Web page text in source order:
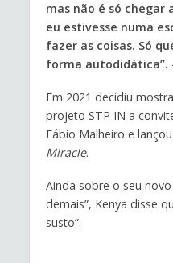
mas não é só chegar
eu estivesse numa
fazer as coisas. Só
forma autodidática”.
Em 2021 decidiu
projeto STP IN a
Fábio Malheiro e
Miracle.
Ainda sobre o seu
demais”, Kenya disse
susto”.